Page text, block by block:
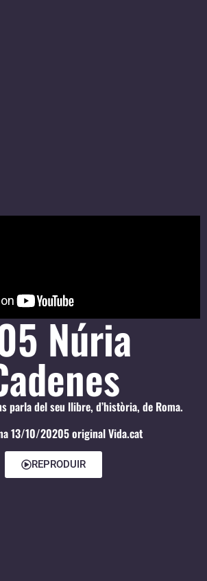
Núria
parla del seu llibre, d’història, de Roma.
13/10/20205 original Vida.cat
REPRODUIR